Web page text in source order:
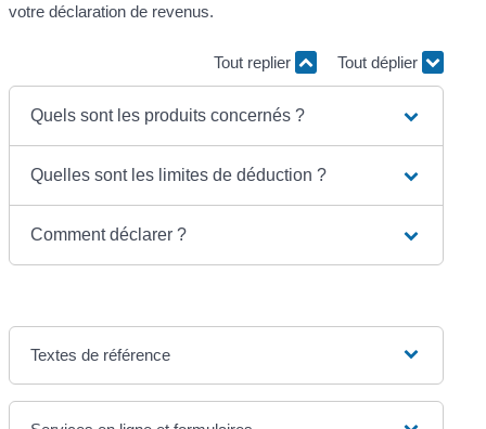
votre déclaration de revenus.
Tout replier Tout déplier
Quels sont les produits concernés ?
Quelles sont les limites de déduction ?
Comment déclarer ?
Textes de référence